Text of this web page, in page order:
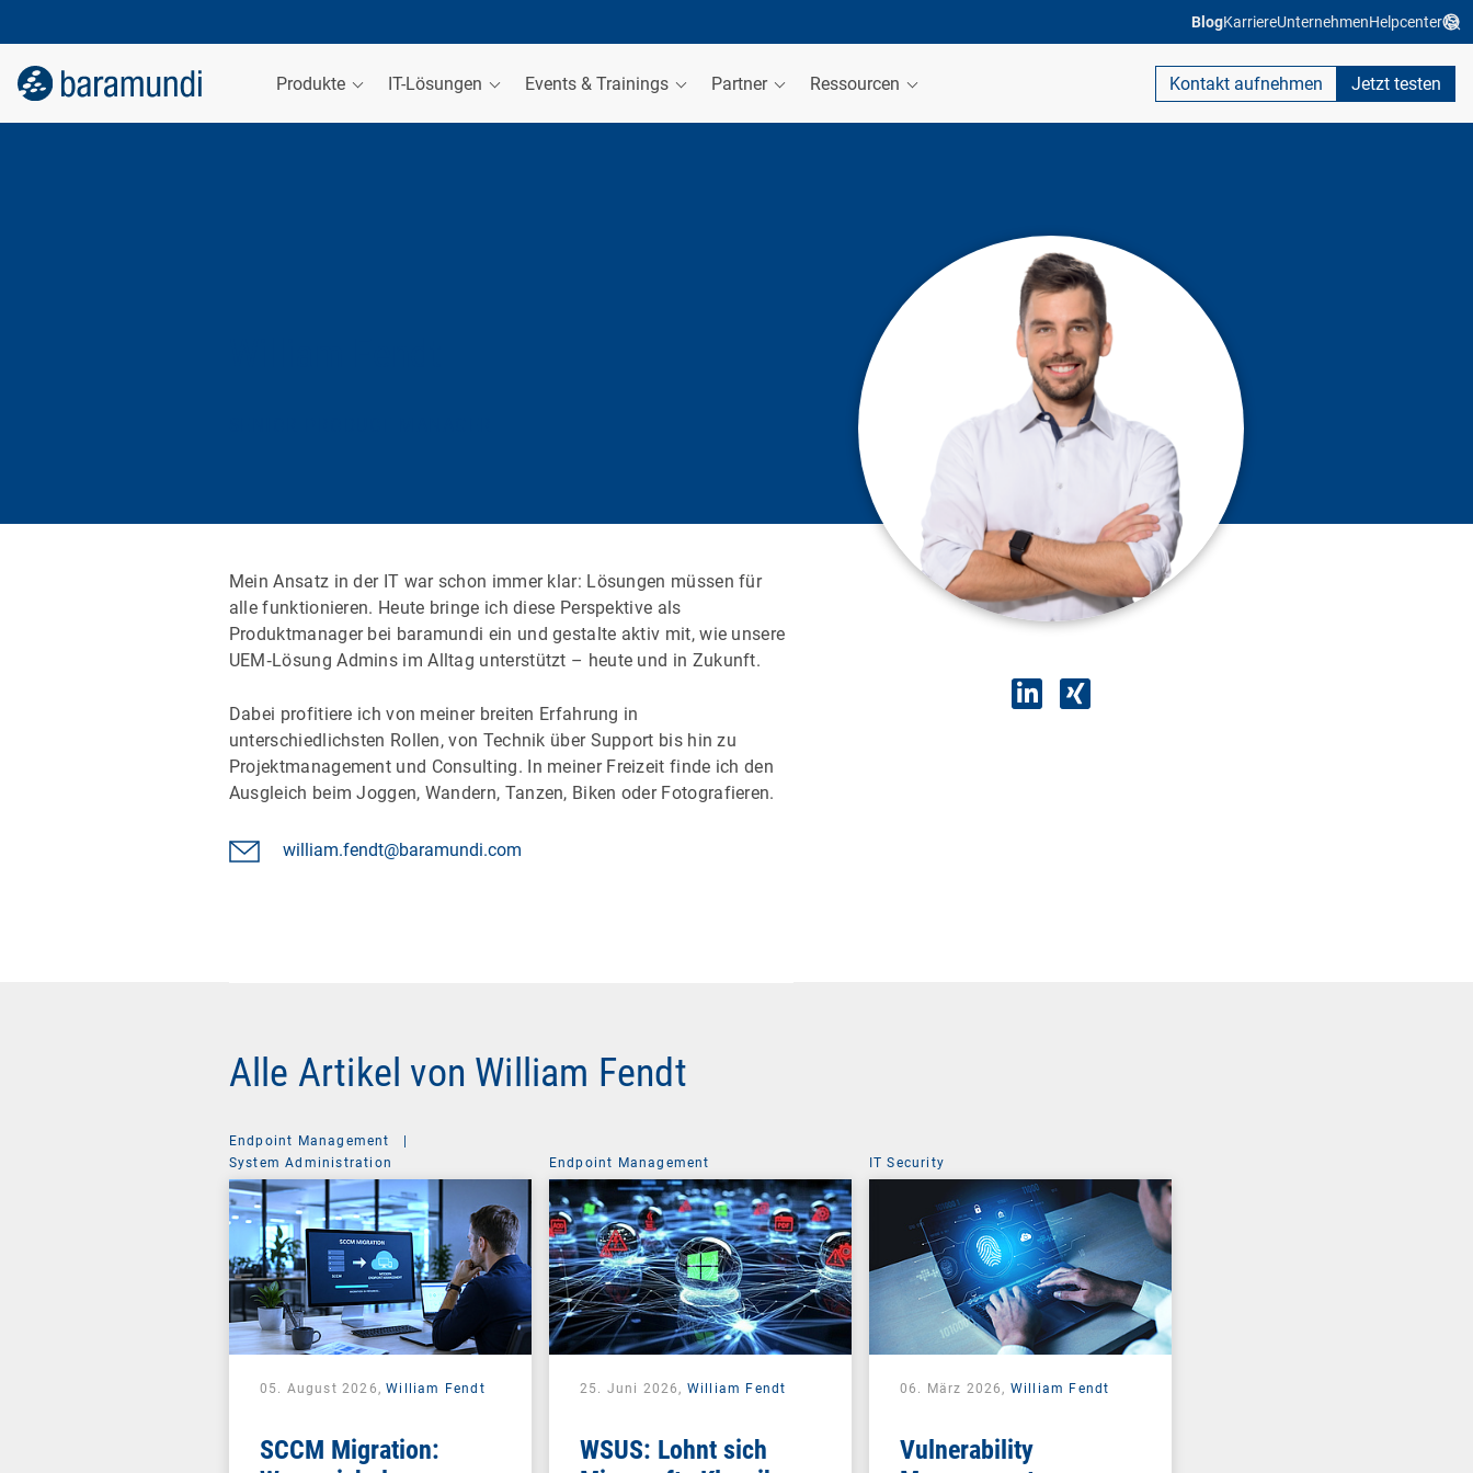
BlogKarriereUnternehmenHelpcenter
Produkte IT-Lösungen Events & Trainings Partner Ressourcen Kontakt aufnehmen Jetzt testen
Mein Ansatz in der IT war schon immer klar: Lösungen müssen für
alle funktionieren. Heute bringe ich diese Perspektive als
Produktmanager bei baramundi ein und gestalte aktiv mit, wie unsere
UEM‑Lösung Admins im Alltag unterstützt – heute und in Zukunft.
Dabei profitiere ich von meiner breiten Erfahrung in
unterschiedlichsten Rollen, von Technik über Support bis hin zu
Projektmanagement und Consulting. In meiner Freizeit finde ich den
Ausgleich beim Joggen, Wandern, Tanzen, Biken oder Fotografieren.
william.fendt@baramundi.com
Alle Artikel von William Fendt
Endpoint Management
System Administration
05. August 2026,William Fendt
SCCM Migration:
Endpoint Management
25. Juni 2026, William Fendt
WSUS: Lohnt sich
IT Security
06. März 2026, William Fendt
Vulnerability